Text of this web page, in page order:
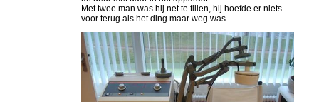
Met twee man was hij net te tillen, hij hoefde er niets
voor terug als het ding maar weg was.